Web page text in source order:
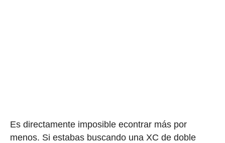
Es directamente imposible econtrar más por
menos. Si estabas buscando una XC de doble